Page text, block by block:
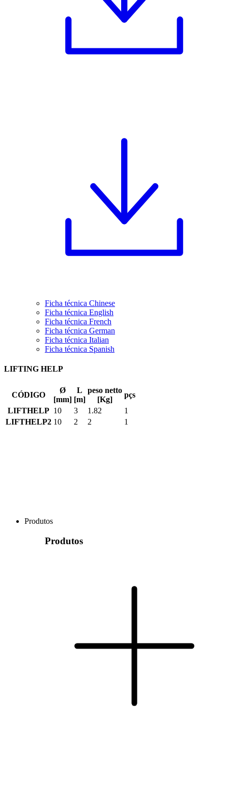
Ficha técnica Chinese
Ficha técnica English
Ficha técnica French
Ficha técnica German
Ficha técnica Italian
Ficha técnica Spanish
LIFTING HELP
CÓDIGO
Ø
[mm]
L
[m]
peso netto
[Kg]
pçs
LIFTHELP 10 3 1.82
1
LIFTHELP2 10 2 2 1
Produtos
Produtos